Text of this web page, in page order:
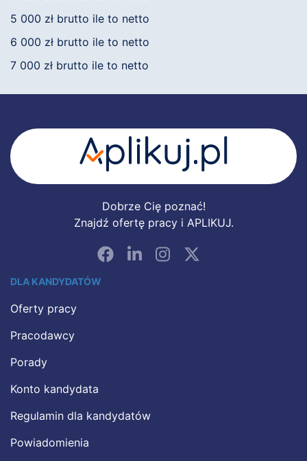
5 000 zł brutto ile to netto
6 000 zł brutto ile to netto
7 000 zł brutto ile to netto
Dobrze Cię poznać!
Znajdź ofertę pracy i APLIKUJ.
DLA KANDYDATÓW
Oferty pracy
Pracodawcy
Porady
Konto kandydata
Regulamin dla kandydatów
Powiadomienia